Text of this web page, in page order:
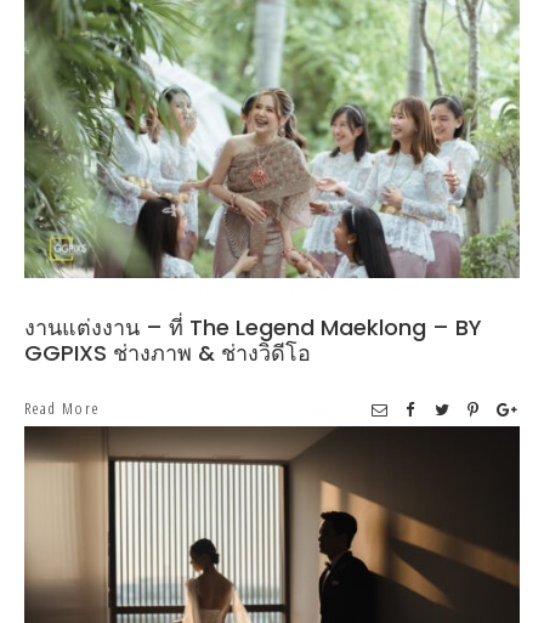
งานแต่งงาน – ที่ The Legend Maeklong – BY
GGPIXS ช่างภาพ & ช่างวิดีโอ
Read More